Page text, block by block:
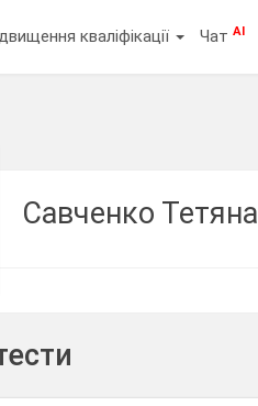
кваліфікації ЧатAI
Савченко Тетяна